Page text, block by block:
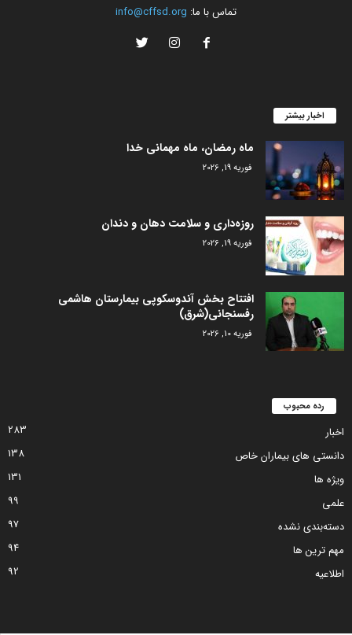
تماس با ما: info@cffsd.org
اخبار بیشتر
ماه رمضان، ماه مهمانی خدا
فوریه 19, 2026
روزه‌داری و سلامت دهان و دندان
فوریه 19, 2026
افتتاح بخش آندوسکوپی بیمارستان هاشمی
رفسنجانی(شرق)
فوریه 10, 2026
رده محبوب
اخبار
283
دانستی های بیماران خاص
138
ویژه ها
131
علمی
99
دسته‌بندی نشده
97
مهم ترین ها
94
اطلاعیه
92